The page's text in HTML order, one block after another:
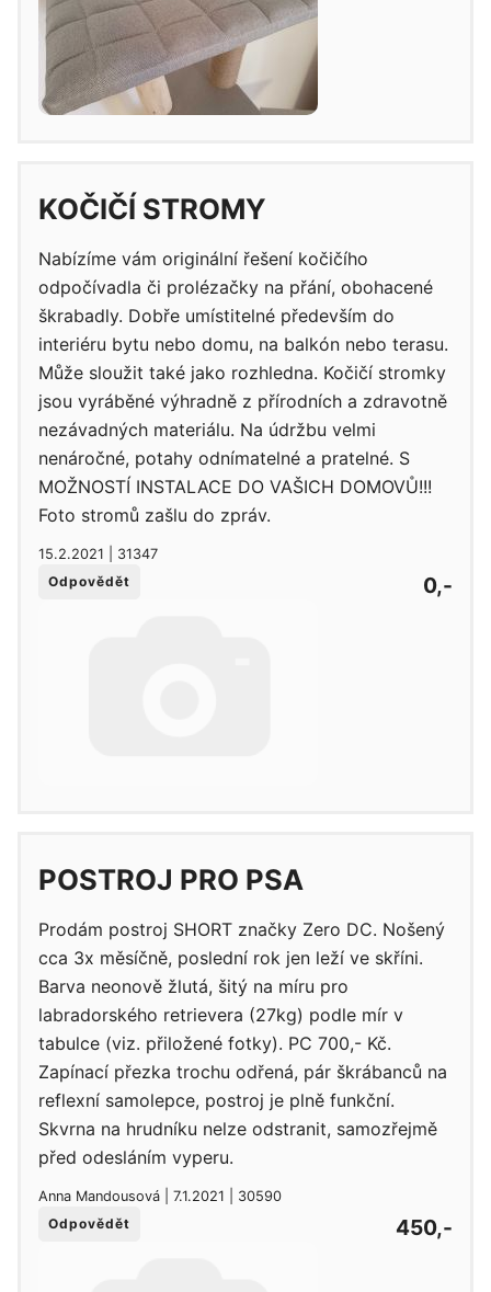
KOČIČÍ STROMY
Nabízíme vám originální řešení kočičího
odpočívadla či prolézačky na přání, obohacené
škrabadly. Dobře umístitelné především do
interiéru bytu nebo domu, na balkón nebo terasu.
Může sloužit také jako rozhledna. Kočičí stromky
jsou vyráběné výhradně z přírodních a zdravotně
nezávadných materiálu. Na údržbu velmi
nenáročné, potahy odnímatelné a pratelné. S
MOŽNOSTÍ INSTALACE DO VAŠICH DOMOVŮ!!!
Foto stromů zašlu do zpráv.
15.2.2021 | 31347
Odpovědět
0,-
POSTROJ PRO PSA
Prodám postroj SHORT značky Zero DC. Nošený
cca 3x měsíčně, poslední rok jen leží ve skříni.
Barva neonově žlutá, šitý na míru pro
labradorského retrievera (27kg) podle mír v
tabulce (viz. přiložené fotky). PC 700,- Kč.
Zapínací přezka trochu odřená, pár škrábanců na
reflexní samolepce, postroj je plně funkční.
Skvrna na hrudníku nelze odstranit, samozřejmě
před odesláním vyperu.
Anna Mandousová | 7.1.2021 | 30590
Odpovědět
450,-